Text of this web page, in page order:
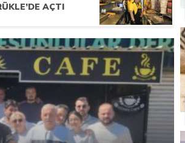
AÇTI